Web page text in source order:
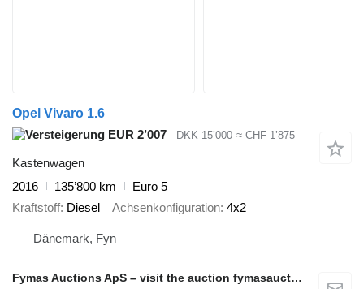
Opel Vivaro 1.6
EUR 2’007
DKK 15’000 ≈ CHF 1’875
Kastenwagen
2016
135’800 km
Euro 5
Kraftstoff Diesel Achsenkonfiguration 4x2
Dänemark, Fyn
Fymas Auctions ApS – visit the auction fymasauctions.dk